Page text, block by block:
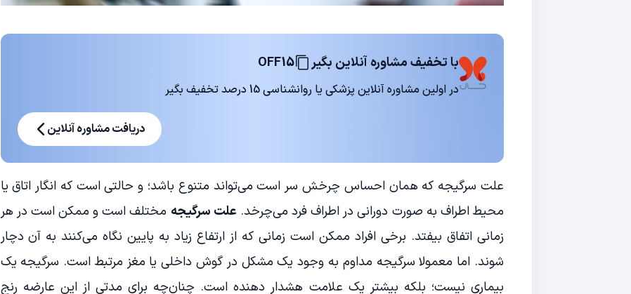
با تخفیف مشاوره آنلاین بگیر OFF15
در اولین مشاوره آنلاین پزشکی یا روانشناسی 15 درصد تخفیف بگیر
دریافت مشاوره آنلاین
علت سرگیجه که همان احساس چرخش سر است می‌تواند متنوع باشد؛ و حالتی است که انگار اتاق یا
محیط اطراف به صورت دورانی در اطراف فرد می‌چرخد. علت سرگیجه مختلف است و ممکن است در هر
زمانی اتفاق بیفتد. برخی افراد ممکن است زمانی که از ارتفاع زیاد به پایین نگاه می‌کنند به آن دچار
شوند. اما معمولا سرگیجه مداوم به وجود یک مشکل در گوش داخلی یا مغز مرتبط است. سرگیجه یک
بیماری نیست؛ بلکه بیشتر یک علامت هشدار دهنده است. چنان‌چه برای مدتی از این عارضه رنج